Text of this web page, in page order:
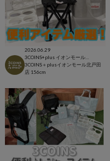
2026.06.29
3COINS＋plusイオンモール北戸田
店 156cm